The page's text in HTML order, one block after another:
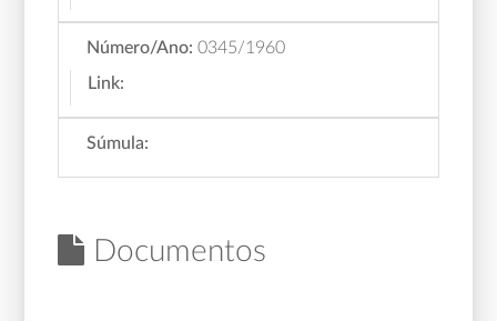
Número/Ano: 0345/1960
Link:
Súmula:
Documentos